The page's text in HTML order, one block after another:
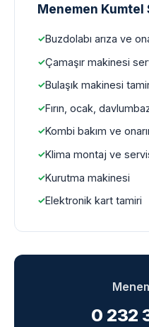
Menemen
Buzdolabı arıza ve
Çamaşır makinesi
Bulaşık makinesi
Fırın, ocak,
Kombi bakım ve
Klima montaj ve
Kurutma makinesi
Elektronik kart tamiri
0 232